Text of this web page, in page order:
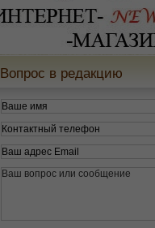
Вопрос в редакцию